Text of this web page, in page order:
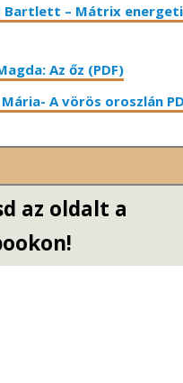
Bartlett – Mátrix
Az őz (PDF)
Mária- A vörös oroszlán
az oldalt a